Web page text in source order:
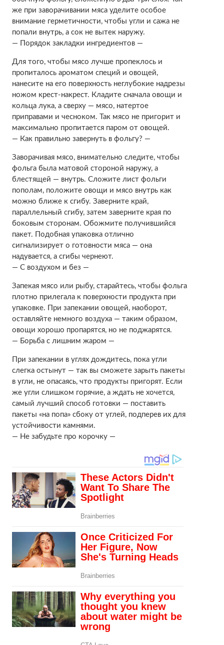
же при заворачивании мяса уделите особое
внимание герметичности, чтобы угли и сажа не
попали внутрь, а сок не вытек наружу.
— Порядок закладки ингредиентов —
Для того, чтобы мясо лучше пропеклось и
пропиталось ароматом специй и овощей,
нанесите на его поверхность неглубокие надрезы
ножом крест-накрест. Кладите сначала овощи и
кольца лука, а сверху — мясо, натертое
приправами и чесноком. Так мясо не пригорит и
максимально пропитается паром от овощей.
— Как правильно завернуть в фольгу? —
Заворачивая мясо, внимательно следите, чтобы
фольга была матовой стороной наружу, а
блестящей — внутрь. Сложите лист фольги
пополам, положите овощи и мясо внутрь как
можно ближе к сгибу. Заверните край,
параллельный сгибу, затем заверните края по
боковым сторонам. Обожмите получившийся
пакет. Подобная упаковка отлично
сигнализирует о готовности мяса — она
надувается, а сгибы чернеют.
— С воздухом и без —
Запекая мясо или рыбу, старайтесь, чтобы фольга
плотно прилегала к поверхности продукта при
упаковке. При запекании овощей, наоборот,
оставляйте немного воздуха — таким образом,
овощи хорошо пропарятся, но не поджарятся.
— Борьба с лишним жаром —
При запекании в углях дождитесь, пока угли
слегка остынут — так вы сможете зарыть пакеты
в угли, не опасаясь, что продукты пригорят. Если
же угли слишком горячие, а ждать не хочется,
самый лучший способ готовки — поставить
пакеты «на попа» сбоку от углей, подперев их для
устойчивости камнями.
— Не забудьте про корочку —